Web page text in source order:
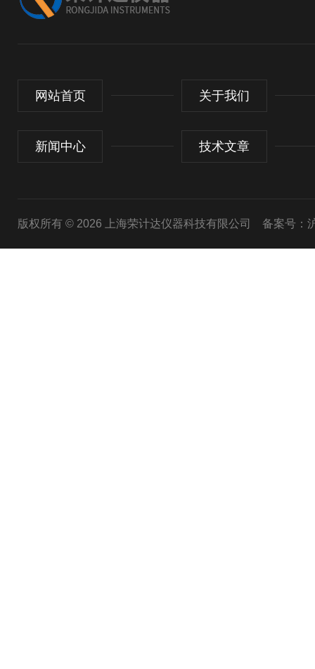
网站首页 关于我们
新闻中心 技术文章
版权所有 © 2026 上海荣计达仪器科技有限公司 备案号：